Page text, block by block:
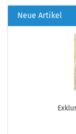
Neue Artikel